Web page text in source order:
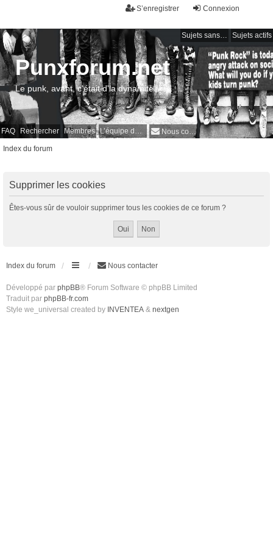
Connexion
S’enregistrer
Sujets sans réponse Sujets actifs
FAQ Rechercher Membres L’équipe du forum Nous contacter
Punxforum.net
Le punk, avant, c'était d'la dynamite !
Index du forum
Supprimer les cookies
Êtes-vous sûr de vouloir supprimer tous les cookies de ce forum ?
Index du forum Nous contacter
Développé par phpBB® Forum Software © phpBB Limited
Traduit par phpBB-fr.com
Style we_universal created by INVENTEA & nextgen